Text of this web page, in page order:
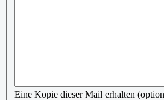
Eine Kopie dieser Mail erhalten